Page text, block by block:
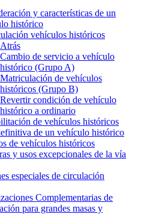
y características de un
histórico
vehículos históricos
Atrás
Cambio de servicio a vehículo
histórico (Grupo A)
Matriculación de vehículos
históricos (Grupo B)
Revertir condición de vehículo
histórico a ordinario
de vehículos históricos
de un vehículo histórico
de vehículos históricos
y usos excepcionales de la vía
especiales de circulación
Complementarias de
para grandes masas y